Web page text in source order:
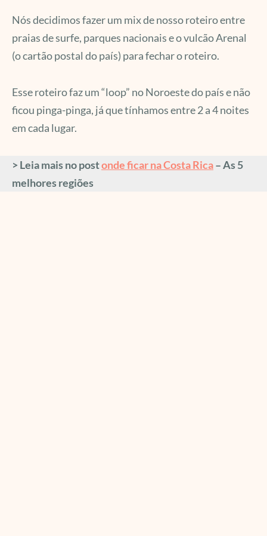
Nós decidimos fazer um mix de nosso roteiro entre
praias de surfe, parques nacionais e o vulcão Arenal
(o cartão postal do país) para fechar o roteiro.
Esse roteiro faz um “loop” no Noroeste do país e não
ficou pinga-pinga, já que tínhamos entre 2 a 4 noites
em cada lugar.
> Leia mais no postonde ficar na Costa Rica– As 5
melhores regiões